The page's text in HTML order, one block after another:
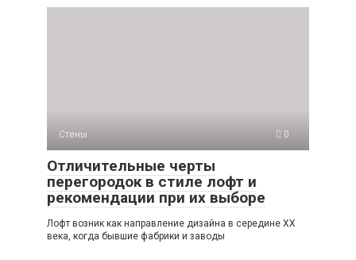
Стены 0
Отличительные черты
перегородок в стиле лофт и
рекомендации при их выборе
Лофт возник как направление дизайна в середине XX
века, когда бывшие фабрики и заводы